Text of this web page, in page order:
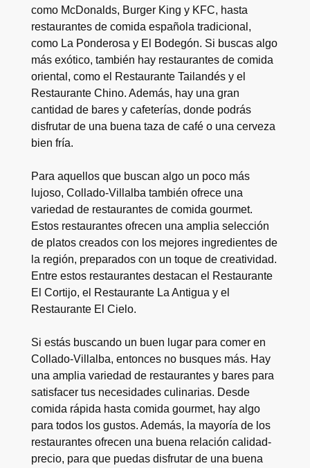
como McDonalds, Burger King y KFC, hasta
restaurantes de comida española tradicional,
como La Ponderosa y El Bodegón. Si buscas algo
más exótico, también hay restaurantes de comida
oriental, como el Restaurante Tailandés y el
Restaurante Chino. Además, hay una gran
cantidad de bares y cafeterías, donde podrás
disfrutar de una buena taza de café o una cerveza
bien fría.
Para aquellos que buscan algo un poco más
lujoso, Collado-Villalba también ofrece una
variedad de restaurantes de comida gourmet.
Estos restaurantes ofrecen una amplia selección
de platos creados con los mejores ingredientes de
la región, preparados con un toque de creatividad.
Entre estos restaurantes destacan el Restaurante
El Cortijo, el Restaurante La Antigua y el
Restaurante El Cielo.
Si estás buscando un buen lugar para comer en
Collado-Villalba, entonces no busques más. Hay
una amplia variedad de restaurantes y bares para
satisfacer tus necesidades culinarias. Desde
comida rápida hasta comida gourmet, hay algo
para todos los gustos. Además, la mayoría de los
restaurantes ofrecen una buena relación calidad-
precio, para que puedas disfrutar de una buena